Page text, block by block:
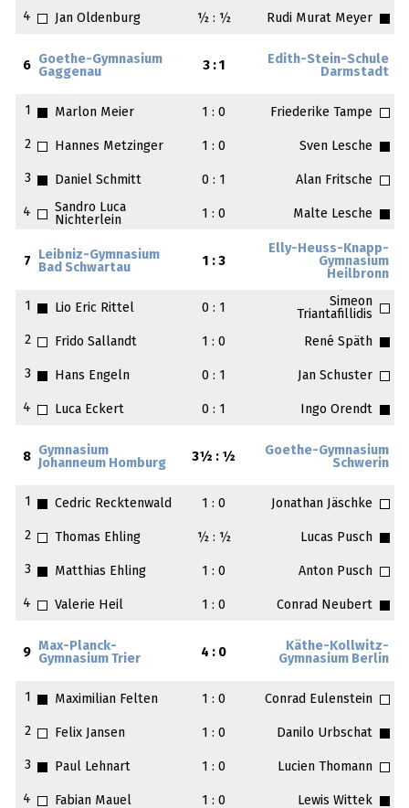
4 Jan Oldenburg ½ : ½ Rudi Murat Meyer
6
Goethe-Gymnasium
Gaggenau
3 : 1
Edith-Stein-Schule
Darmstadt
1 Marlon Meier 1 : 0 Friederike Tampe
2 Hannes Metzinger 1 : 0 Sven Lesche
3 Daniel Schmitt 0 : 1 Alan Fritsche
4
Sandro Luca
Nichterlein
1 : 0 Malte Lesche
7
Leibniz-Gymnasium
Bad Schwartau
1 : 3
Elly-Heuss-Knapp-
Gymnasium
Heilbronn
1 Lio Eric Rittel 0 : 1
Simeon
Triantafillidis
2
Frido Sallandt 1 : 0 René Späth
3 Hans Engeln 0 : 1 Jan Schuster
4 Luca Eckert 0 : 1 Ingo Orendt
8
Gymnasium
Johanneum Homburg
3½ : ½
Goethe-Gymnasium
Schwerin
1 Cedric Recktenwald 1 : 0 Jonathan Jäschke
2 Thomas Ehling ½ : ½ Lucas Pusch
3 Matthias Ehling 1 : 0 Anton Pusch
4 Valerie Heil 1 : 0 Conrad Neubert
9
Max-Planck-
Gymnasium Trier
4 : 0
Käthe-Kollwitz-
Gymnasium Berlin
1 Maximilian Felten 1 : 0 Conrad Eulenstein
2 Felix Jansen 1 : 0 Danilo Urbschat
3 Paul Lehnart 1 : 0 Lucien Thomann
4 Fabian Mauel 1 : 0 Lewis Wittek